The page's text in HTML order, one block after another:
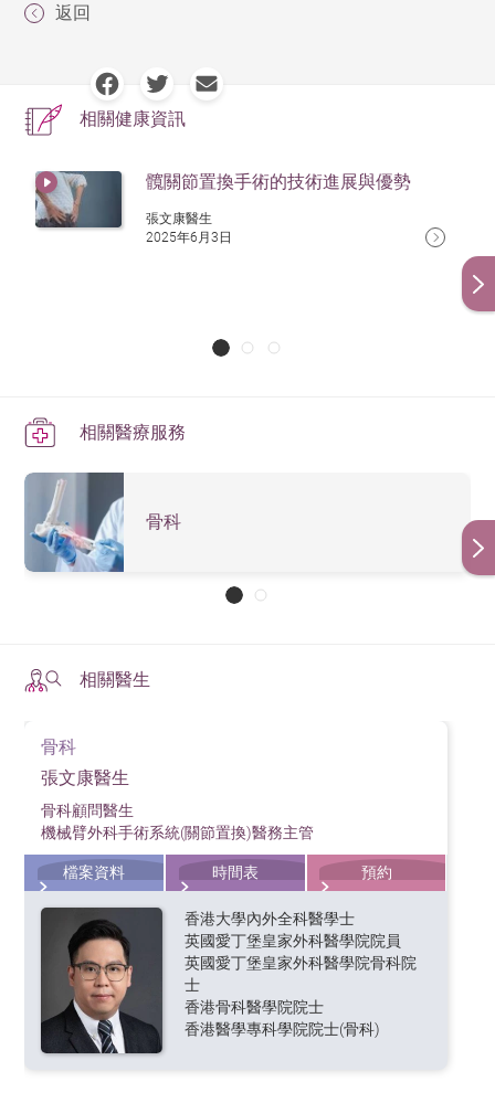
返回
相關健康資訊
髖關節置換手術的技術進展與優勢
張文康醫生
2025年6月3日
相關醫療服務
骨科
相關醫生
骨科
張文康醫生
骨科顧問醫生
機械臂外科手術系統(關節置換)醫務主管
檔案資料 時間表 預約
香港大學內外全科醫學士
英國愛丁堡皇家外科醫學院院員
英國愛丁堡皇家外科醫學院骨科院
士
香港骨科醫學院院士
香港醫學專科學院院士(骨科)